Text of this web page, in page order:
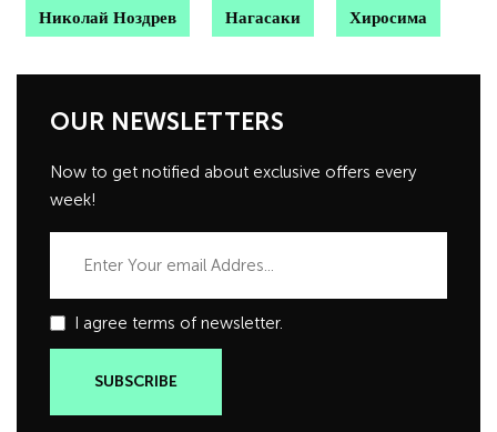
Николай Ноздрев Нагасаки Хиросима
OUR NEWSLETTERS
Now to get notified about exclusive offers every
week!
I agree terms of newsletter.